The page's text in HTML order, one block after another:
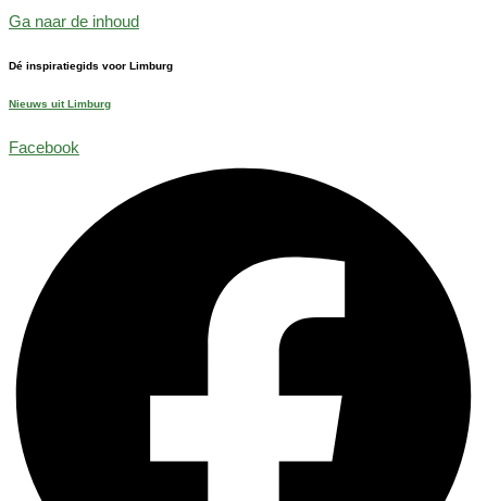
Ga naar de inhoud
Dé inspiratiegids voor Limburg
Nieuws uit Limburg
Facebook